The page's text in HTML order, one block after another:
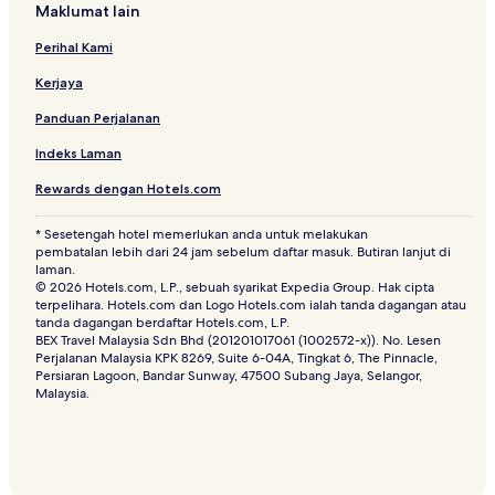
h
a
d
Maklumat lain
Perihal Kami
Kerjaya
Panduan Perjalanan
Indeks Laman
Rewards dengan Hotels.com
* Sesetengah hotel memerlukan anda untuk melakukan
pembatalan lebih dari 24 jam sebelum daftar masuk. Butiran lanjut di
laman.
© 2026 Hotels.com, L.P., sebuah syarikat Expedia Group. Hak cipta
terpelihara. Hotels.com dan Logo Hotels.com ialah tanda dagangan atau
tanda dagangan berdaftar Hotels.com, L.P.
BEX Travel Malaysia Sdn Bhd (201201017061 (1002572-x)). No. Lesen
Perjalanan Malaysia KPK 8269, Suite 6-04A, Tingkat 6, The Pinnacle,
Persiaran Lagoon, Bandar Sunway, 47500 Subang Jaya, Selangor,
Malaysia.